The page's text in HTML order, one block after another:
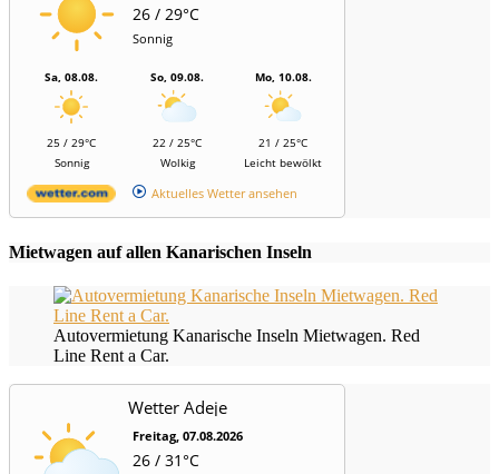
26 / 29°C
Sonnig
Sa, 08.08.
25 / 29°C
Sonnig
So, 09.08.
22 / 25°C
Wolkig
Mo, 10.08.
21 / 25°C
Leicht bewölkt
Aktuelles Wetter ansehen
Mietwagen auf allen Kanarischen Inseln
Autovermietung Kanarische Inseln Mietwagen. Red
Line Rent a Car.
Wetter Adeje
Freitag, 07.08.2026
26 / 31°C